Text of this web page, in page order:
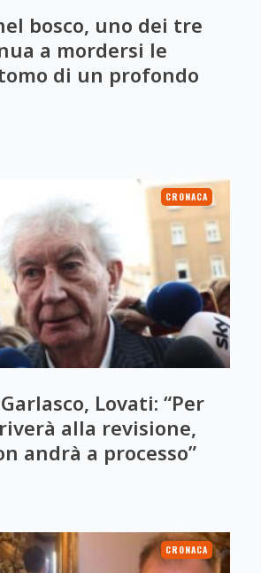
bosco, uno dei tre
a mordersi le
di un profondo
CRONACA
Lovati: “Per
alla revisione,
andrà a processo”
CRONACA